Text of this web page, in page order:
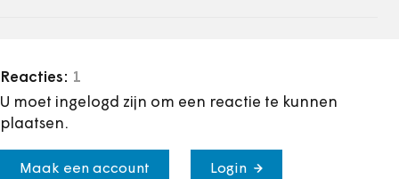
Reacties: 1
U moet ingelogd zijn om een reactie te kunnen
plaatsen.
Maak een account Login